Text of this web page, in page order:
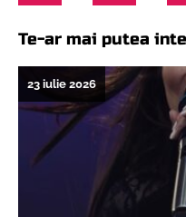
Te-ar mai putea
23 iulie 2026